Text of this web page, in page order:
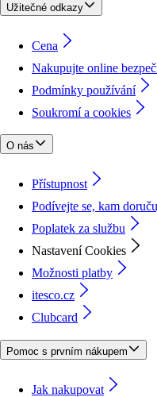
Užitečné odkazy
Cena
Nakupujte online
Podmínky používání
Soukromí a cookies
O nás
Přístupnost
Podívejte se, kam
Poplatek za službu
Nastavení Cookies
Možnosti platby
itesco.cz
Clubcard
Pomoc s prvním nákupem
Jak nakupovat